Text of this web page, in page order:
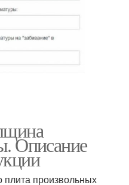
Описание
плита произвольных